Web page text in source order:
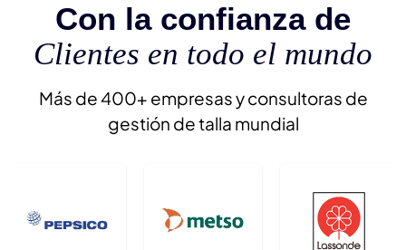
Con la confianza de
Clientes en todo el mundo
Más de 400+ empresas y consultoras de
gestión de talla mundial